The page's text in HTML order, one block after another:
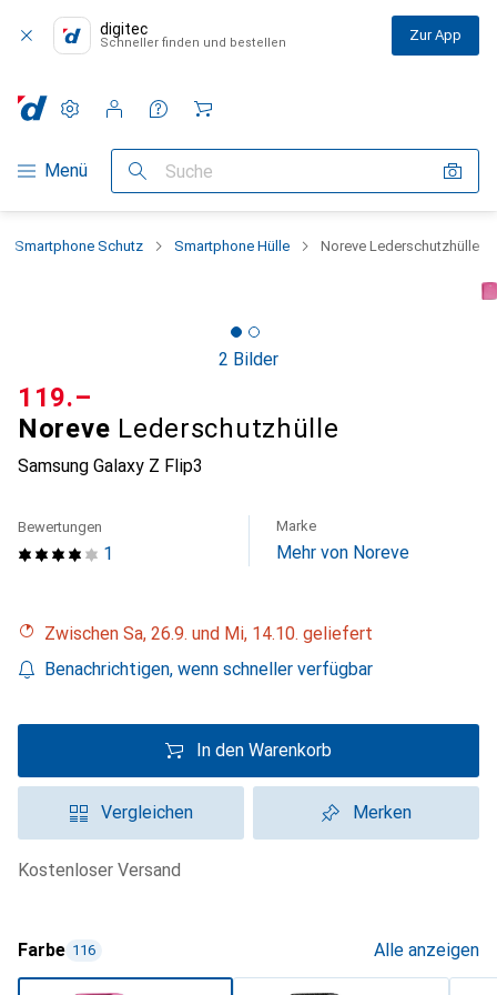
digitec
Schneller finden und bestellen Zur App
Navigation nach Kategorien
Menü Suche
Einstellungen
Kundenkonto
Vergleichslisten
Merklisten
Warenkorb
Smartphone Schutz Smartphone Hülle Noreve Lederschutzhülle
2 Bilder
Noreve Lederschutzhülle
Samsung Galaxy Z Flip3
CHF
119.–
1
Bewertungen Marke
Mehr von Noreve
Zwischen Sa, 26.9. und Mi, 14.10. geliefert
Benachrichtigen, wenn schneller verfügbar
In den Warenkorb
Vergleichen Merken
kostenloser Versand
Farbe 116 Alle anzeigen